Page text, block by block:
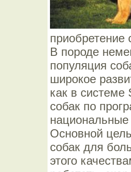
приобретение
В породе
популяция
широкое
как в системе
собак по
Основной
собак для
этого